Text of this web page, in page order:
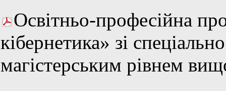
Освітньо-професійна
кібернетика» зі
магістерським рівнем